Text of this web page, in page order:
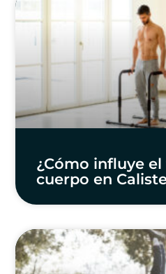
¿Cómo influye
cuerpo en